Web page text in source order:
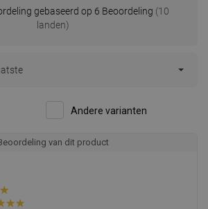
gebaseerd op 6 Beoordeling (10
landen)
Andere varianten
van dit product